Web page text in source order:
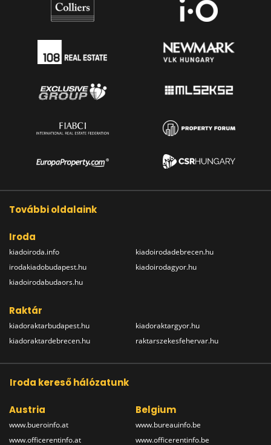
További oldalaink
Iroda
kiadoiroda.info
irodakiadobudapest.hu
kiadoirodabudaors.hu
kiadoirodadebrecen.hu
kiadoirodagyor.hu
Raktár
kiadoraktarbudapest.hu
kiadoraktardebrecen.hu
kiadoraktargyor.hu
raktarszekesfehervar.hu
Iroda kereső hálózatunk
Austria
www.bueroinfo.at
www.officerentinfo.at
Belgium
www.bureauinfo.be
www.officerentinfo.be